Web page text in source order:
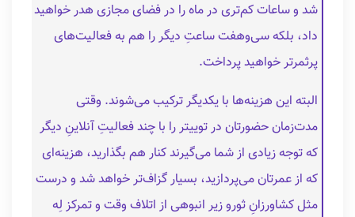
شد و ساعات کم‌تری در ماه را در فضای مجازی هدر خواهید
داد، بلکه سی‌وهفت ساعتِ دیگر را هم به فعالیت‌های
پرثمرتر خواهید پرداخت.
البته این هزینه‌ها با یکدیگر ترکیب می‌شوند. وقتی
مدت‌زمان حضورتان در توییتر را با چند فعالیتِ آنلاینِ دیگر
که توجه زیادی از شما می‌گیرند کنار هم بگذارید، هزینه‌ای
که از عمرتان می‌پردازید، بسیار گزاف‌تر خواهد شد و درست
مثل کشاورزانِ ثورو زیر انبوهی از اتلاف وقت و تمرکز لِه